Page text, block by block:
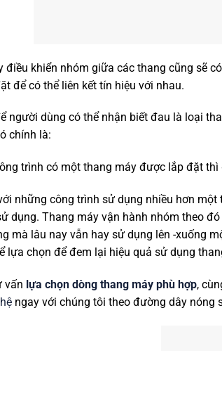
điều khiển nhóm giữa các thang cũng sẽ
để có thể liên kết tín hiệu với nhau.
người dùng có thể nhận biết đau là loại
chính là:
trình có một thang máy được lắp đặt
những công trình sử dụng nhiều hơn
dụng. Thang máy vận hành nhóm theo
mà lâu nay vẫn hay sử dụng lên -xuống
lựa chọn để đem lại hiệu quả sử dụng
vấn lựa chọn dòng thang máy phù hợp,
ngay với chúng tôi theo đường dây nóng